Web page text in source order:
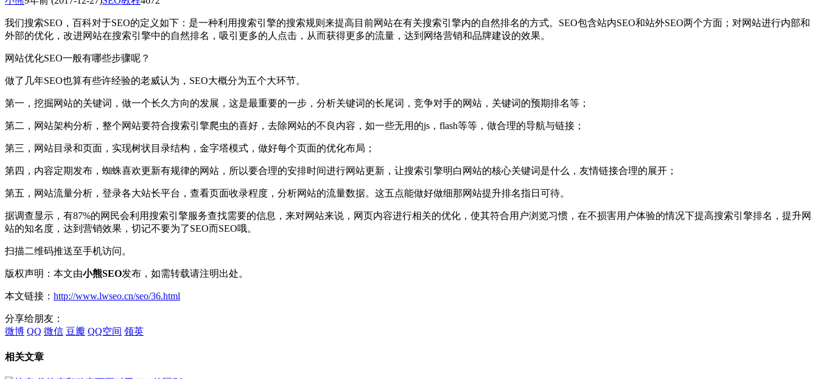
我们搜索SEO，百科对于SEO的定义如下：是一种利用搜索引擎的搜索规则来提高目前网站在有关搜索引擎内的自然排名的方式。SEO包含站内SEO和站外SEO两个方面；对网站进行内部和
外部的优化，改进网站在搜索引擎中的自然排名，吸引更多的人点击，从而获得更多的流量，达到网络营销和品牌建设的效果。
网站优化SEO一般有哪些步骤呢？
做了几年SEO也算有些许经验的老威认为，SEO大概分为五个大环节。
第一，挖掘网站的关键词，做一个长久方向的发展，这是最重要的一步，分析关键词的长尾词，竞争对手的网站，关键词的预期排名等；
第二，网站架构分析，整个网站要符合搜索引擎爬虫的喜好，去除网站的不良内容，如一些无用的js，flash等等，做合理的导航与链接；
第三，网站目录和页面，实现树状目录结构，金字塔模式，做好每个页面的优化布局；
第四，内容定期发布，蜘蛛喜欢更新有规律的网站，所以要合理的安排时间进行网站更新，让搜索引擎明白网站的核心关键词是什么，友情链接合理的展开；
第五，网站流量分析，登录各大站长平台，查看页面收录程度，分析网站的流量数据。这五点能做好做细那网站提升排名指日可待。
据调查显示，有87%的网民会利用搜索引擎服务查找需要的信息，来对网站来说，网页内容进行相关的优化，使其符合用户浏览习惯，在不损害用户体验的情况下提高搜索引擎排名，提升网
站的知名度，达到营销效果，切记不要为了SEO而SEO哦。
扫描二维码推送至手机访问。
版权声明：本文由小熊SEO发布，如需转载请注明出处。
本文链接： http://www.lwseo.cn/seo/36.html
分享给朋友：
微博 QQ 微信 豆瓣 QQ空间 领英
相关文章